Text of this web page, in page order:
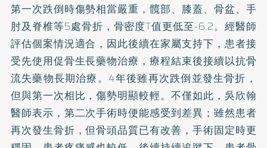
第一次跌倒時傷勢相當嚴重，髖部、膝蓋、骨盆、手
肘及脊椎等5處骨折，骨密度T值更低至-6.2。經醫師
評估個案情況適合，因此後續在家屬支持下，患者接
受先使用促骨生長藥物治療，療程結束後接續以抗骨
流失藥物長期治療。4年後雖再次跌倒並發生骨折，
但與第一次相比，傷勢明顯較輕。不僅如此，吳欣翰
醫師表示，第二次手術時便能感受到差異；雖然患者
再次發生骨折，但骨頭品質已有改善，手術固定時更